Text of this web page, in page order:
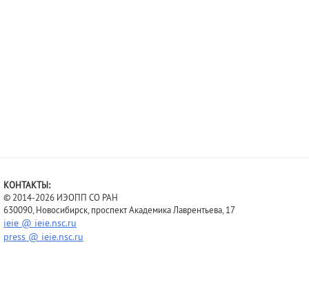
КОНТАКТЫ:
© 2014-2026 ИЭОПП СО РАН
630090, Новосибирск, проспект Академика Лаврентьева, 17
ieie @ ieie.nsc.ru
press @ ieie.nsc.ru